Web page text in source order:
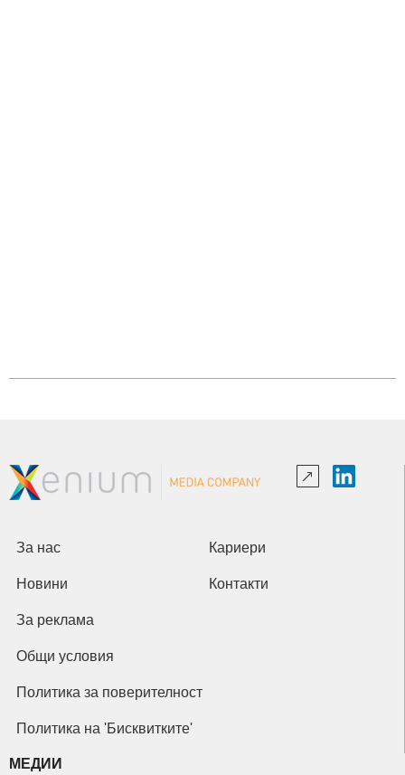
За нас Кариери
Новини Контакти
За реклама
Общи условия
Политика за поверителност
Политика на 'Бисквитките'
МЕДИИ